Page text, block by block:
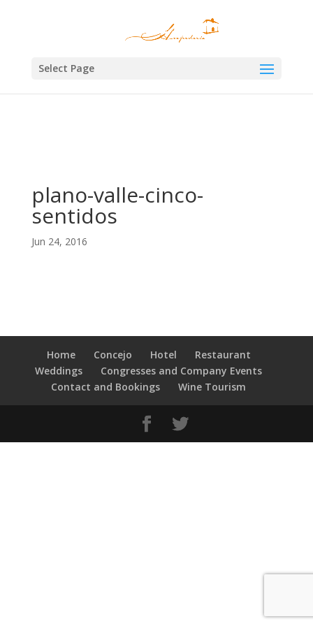
Select Page
plano-valle-cinco-
sentidos
Jun 24, 2016
Home Concejo Hotel
Restaurant
Weddings
Congresses and Company Events
Contact and Bookings
Wine Tourism
Las cookies nos permiten ofrecer nuestros servicios. Al utilizar nuestros
servicios, aceptas el uso que hacemos de las cookies.